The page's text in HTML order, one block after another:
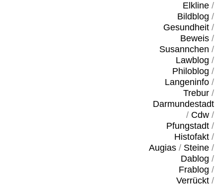
Elkline/
Bildblog /
Gesundheit/
Beweis/
Susannchen /
Lawblog /
Philoblog /
Langeninfo/
Trebur/
Darmundestadt
/ Cdw/
Pfungstadt/
Histofakt/
Augias/ Steine/
Dablog /
Frablog /
Verrückt/